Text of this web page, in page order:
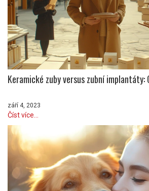
Keramické zuby versus zubní implantáty:
září 4, 2023
Číst více...